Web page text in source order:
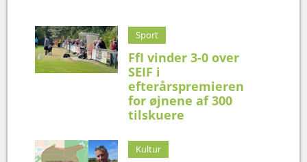
Sport
FfI vinder 3-0 over
SEIF i
efterårspremieren
for øjnene af 300
tilskuere
Kultur